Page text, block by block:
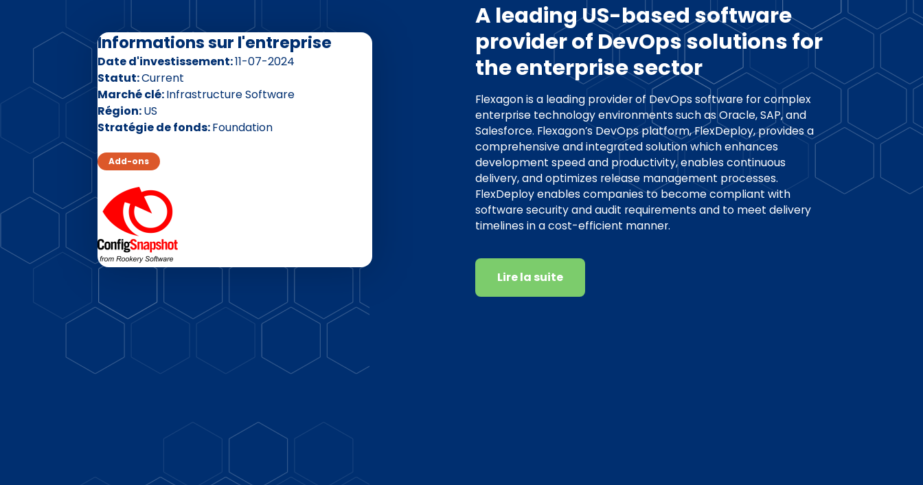
Informations sur l'entreprise
Date d'investissement 11-07-2024
Statut Current
Marché clé Infrastructure Software
Région US
Stratégie de fonds Foundation
Add-ons
A leading US-based software
provider of DevOps solutions for
the enterprise sector
Flexagon is a leading provider of DevOps software for complex
enterprise technology environments such as Oracle, SAP, and
Salesforce. Flexagon’s DevOps platform, FlexDeploy, provides a
comprehensive and integrated solution which enhances
development speed and productivity, enables continuous
delivery, and optimizes release management processes.
FlexDeploy enables companies to become compliant with
software security and audit requirements and to meet delivery
timelines in a cost-efficient manner.
Lire la suite